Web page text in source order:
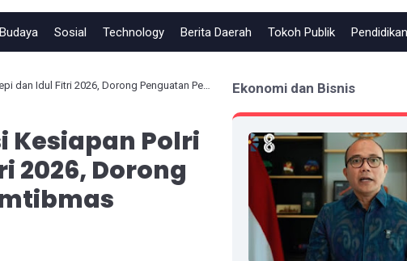
Budaya Sosial Technology Berita Daerah Tokoh Publik Pendidikan
2026, Dorong Penguatan Peran Bhabinkamtibmas
Kesiapan Polri
2026, Dorong
Ekonomi dan Bisnis